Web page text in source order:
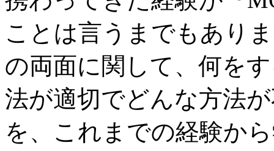
ことは言うまでもあり
の両面に関して、何を
法が適切でどんな方法
を、これまでの経験か